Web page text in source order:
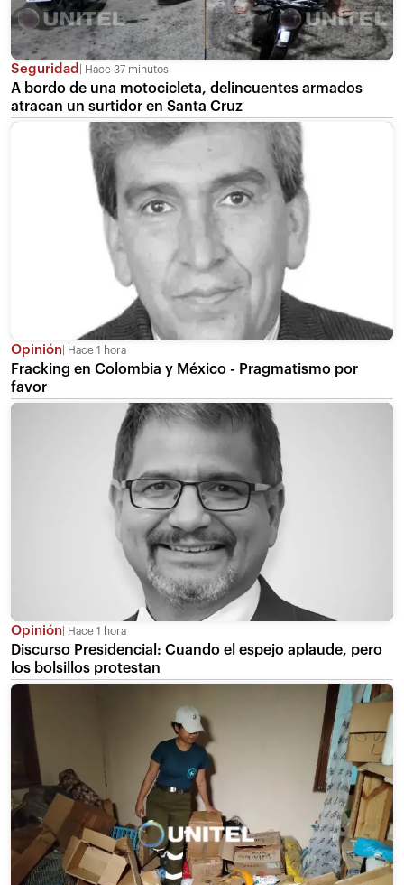
Seguridad Hace 37 minutos
A bordo de una motocicleta, delincuentes armados
atracan un surtidor en Santa Cruz
Opinión Hace 1 hora
Fracking en Colombia y México - Pragmatismo por
favor
Opinión Hace 1 hora
Discurso Presidencial: Cuando el espejo aplaude, pero
los bolsillos protestan